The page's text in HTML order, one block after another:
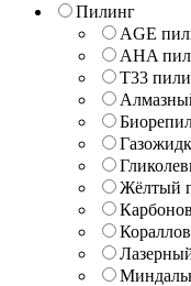
Пилинг
AGE
AHA
T33
Жёлтый